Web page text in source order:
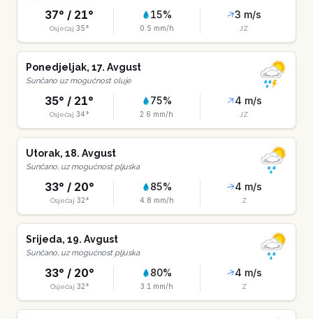
37° / 21°
Osjećaj 35°
15%
0.5 mm/h
3 m/s
JZ
Ponedjeljak, 17. Avgust
Sunčano uz mogućnost oluje
35° / 21°
Osjećaj 34°
75%
2.6 mm/h
4 m/s
JZ
Utorak, 18. Avgust
Sunčano, uz mogućnost pljuska
33° / 20°
Osjećaj 32°
85%
4.8 mm/h
4 m/s
Z
Srijeda, 19. Avgust
Sunčano, uz mogućnost pljuska
33° / 20°
Osjećaj 32°
80%
3.1 mm/h
4 m/s
Z